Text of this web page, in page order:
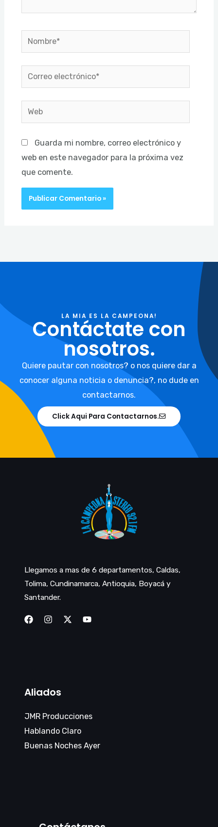
Nombre*
Correo
electrónico*
Web
Guarda mi nombre, correo electrónico y
web en este navegador para la próxima vez
que comente.
LA MIA ES LA CAMPEONA!
Contáctate con
nosotros.
Quiere pautar con nosotros? o nos quiere dar a
conocer alguna noticia o denuncia?, no dude en
contactarnos.
Click Aqui Para Contactarnos.
Llegamos a mas de 6 departamentos, Caldas,
Tolima, Cundinamarca, Antioquia, Boyacá y
Santander.
Aliados
JMR Producciones
Hablando Claro
Buenas Noches Ayer